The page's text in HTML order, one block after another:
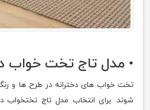
• مدل تاج تخت خواب
تخت خواب های دخترانه در طرح ها و
شوند. برای انتخاب مدل تاج تختخواب